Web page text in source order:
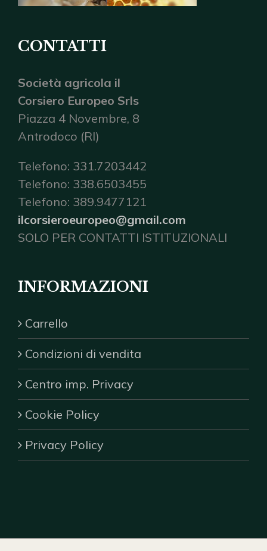
CONTATTI
Società agricola il
Corsiero Europeo Srls
Piazza 4 Novembre, 8
Antrodoco (RI)
Telefono: 331.7203442
Telefono: 338.6503455
Telefono: 389.9477121
ilcorsieroeuropeo@gmail.com
SOLO PER CONTATTI ISTITUZIONALI
INFORMAZIONI
Carrello
Condizioni di vendita
Centro imp. Privacy
Cookie Policy
Privacy Policy